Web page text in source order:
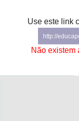
Advocacia-Geral da União
Banco Central do Brasil
Planalto
Use este link
http://
Não existem